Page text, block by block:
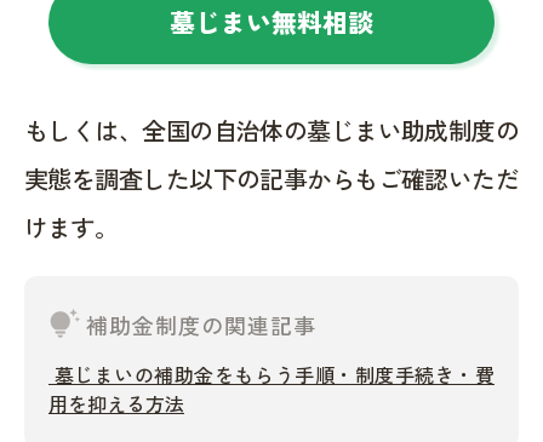
墓じまい無料相談
もしくは、全国の自治体の墓じまい助成制度の
実態を調査した以下の記事からもご確認いただ
けます。
tips_and_updates補助金制度の関連記事
墓じまいの補助金をもらう手順・制度手続き・費
用を抑える方法